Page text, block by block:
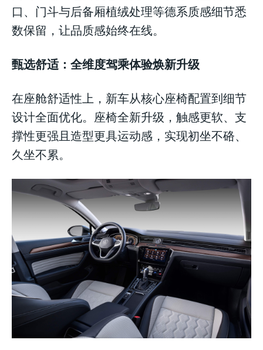
口、门斗与后备厢植绒处理等德系质感细节悉
数保留，让品质感始终在线。
甄选舒适：全维度驾乘体验焕新升级
在座舱舒适性上，新车从核心座椅配置到细节
设计全面优化。座椅全新升级，触感更软、支
撑性更强且造型更具运动感，实现初坐不硌、
久坐不累。